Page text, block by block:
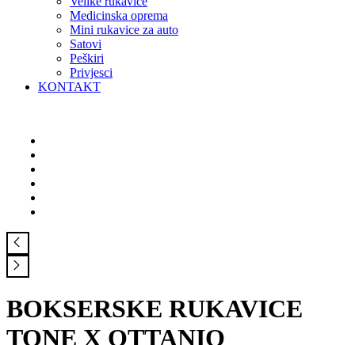
Medicinska oprema
Mini rukavice za auto
Satovi
Peškiri
Privjesci
KONTAKT
BOKSERSKE RUKAVICE
TONE X OTTANIO